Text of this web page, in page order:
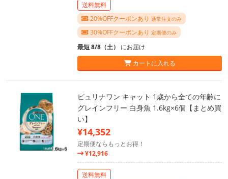
送料無料
20%OFFクーポンあり 通常注文のみ
30%OFFクーポンあり 定期便のみ
最短 8/8（土） にお届け
カートに入れる
ピュリナワン キャット 1歳から全ての年齢に
グレインフリー 白身魚 1.6kg×6個【まとめ買
い】
¥14,352
定期便ならもっとお得！
¥12,916
送料無料